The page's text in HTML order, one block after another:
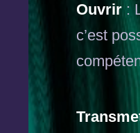
Ouvrir :
c’est